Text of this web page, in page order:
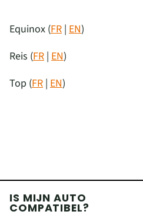
Equinox (FR | EN)
Reis (FR | EN)
Top (FR | EN)
IS MIJN AUTO
COMPATIBEL?